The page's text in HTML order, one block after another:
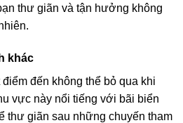
thư giãn và tận hưởng không
khác
đến không thể bỏ qua khi
vực này nổi tiếng với bãi biển
thư giãn sau những chuyến tham